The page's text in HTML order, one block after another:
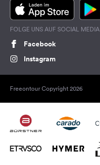
FOLGE UNS AUF SOCIAL MEDIA
Facebook
Instagram
Freeontour Copyright 2026